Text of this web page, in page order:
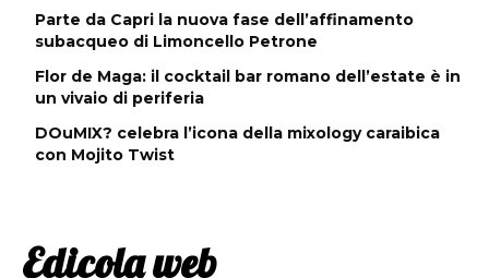
Parte da Capri la nuova fase dell’affinamento
subacqueo di Limoncello Petrone
Flor de Maga: il cocktail bar romano dell’estate è in
un vivaio di periferia
DOuMIX? celebra l’icona della mixology caraibica
con Mojito Twist
Edicola web